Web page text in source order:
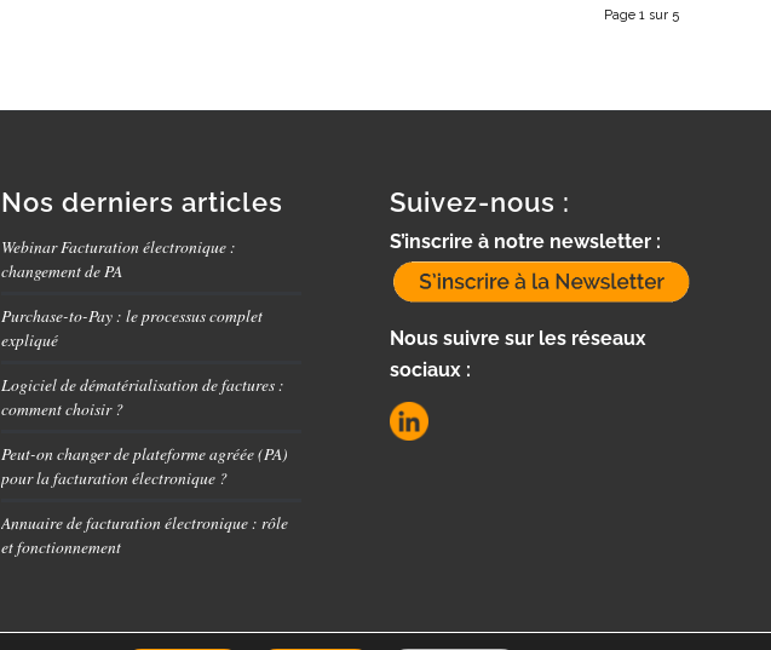
Page 1 sur 5
Nos derniers articles
Webinar Facturation électronique :
changement de PA
Purchase-to-Pay : le processus complet
expliqué
Logiciel de dématérialisation de factures :
comment choisir ?
Peut-on changer de plateforme agréée (PA)
pour la facturation électronique ?
Annuaire de facturation électronique : rôle
et fonctionnement
Suivez-nous :
S’inscrire à notre newsletter :
Nous suivre sur les réseaux
sociaux :